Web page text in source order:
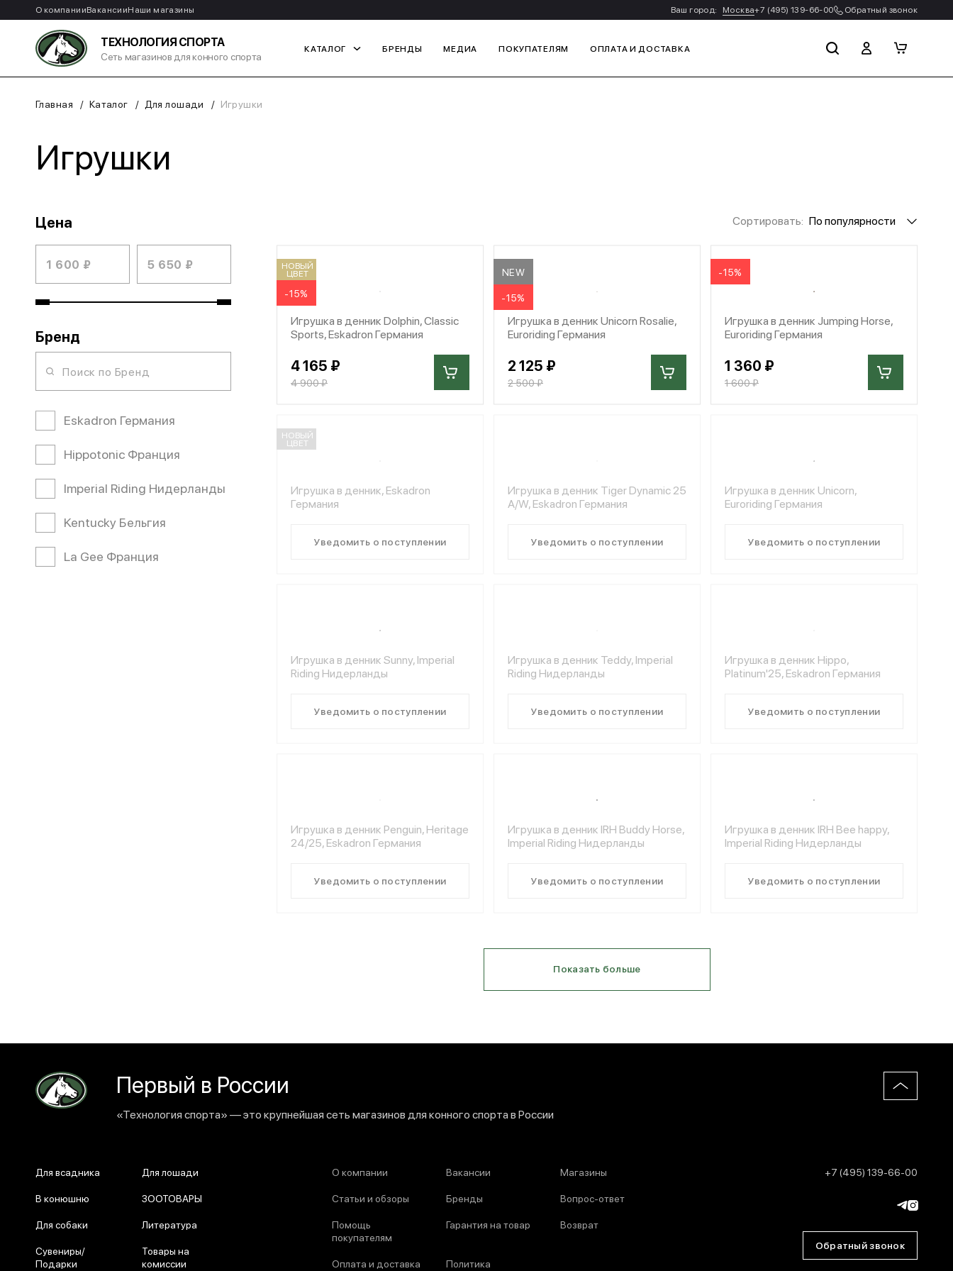
О компанииВакансииНаши магазины Ваш город: Москва+7 (495) 139-66-00 Обратный звонок
ТЕХНОЛОГИЯ СПОРТА
Сеть магазинов для конного спорта
КАТАЛОГ БРЕНДЫ МЕДИА ПОКУПАТЕЛЯМ ОПЛАТА И ДОСТАВКА
Главная Каталог Для лошади Игрушки
Игрушки
Цена
Бренд
Eskadron Германия
Hippotonic Франция
Imperial Riding Нидерланды
Kentucky Бельгия
La Gee Франция
Сортировать: По популярности
НОВЫЙ
ЦВЕТ
-15%
Игрушка в денник Dolphin, Classic
Sports, Eskadron Германия
4 165 ₽
4 900 ₽
NEW
-15%
Игрушка в денник Unicorn Rosalie,
Euroriding Германия
2 125 ₽
2 500 ₽
-15%
Игрушка в денник Jumping Horse,
Euroriding Германия
1 360 ₽
1 600 ₽
НОВЫЙ
ЦВЕТ
Игрушка в денник, Eskadron
Германия
Уведомить о поступлении
Игрушка в денник Tiger Dynamic 25
A/W, Eskadron Германия
Уведомить о поступлении
Игрушка в денник Unicorn,
Euroriding Германия
Уведомить о поступлении
Игрушка в денник Sunny, Imperial
Riding Нидерланды
Уведомить о поступлении
Игрушка в денник Teddy, Imperial
Riding Нидерланды
Уведомить о поступлении
Игрушка в денник Hippo,
Platinum'25, Eskadron Германия
Уведомить о поступлении
Игрушка в денник Penguin, Heritage
24/25, Eskadron Германия
Уведомить о поступлении
Игрушка в денник IRH Buddy Horse,
Imperial Riding Нидерланды
Уведомить о поступлении
Игрушка в денник IRH Bee happy,
Imperial Riding Нидерланды
Уведомить о поступлении
Показать больше
Первый в России
«Технология спорта» — это крупнейшая сеть магазинов для конного спорта в России
Для всадника Для лошади
В конюшню ЗООТОВАРЫ
Для собаки Литература
Сувениры/
Подарки
Товары на
комиссии
О компании Вакансии Магазины
Статьи и обзоры Бренды Вопрос-ответ
Помощь
покупателям
Гарантия на товар Возврат
Оплата и доставка Политика
+7 (495) 139-66-00
Обратный звонок